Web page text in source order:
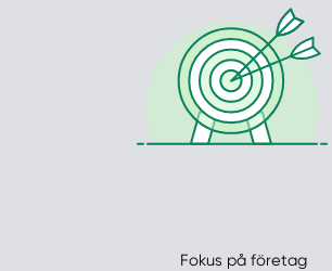
Fokus på företag